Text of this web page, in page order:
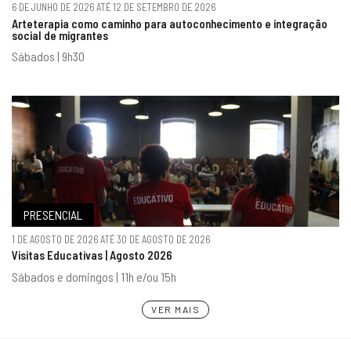
6 DE JUNHO DE 2026 ATÉ 12 DE SETEMBRO DE 2026
Arteterapia como caminho para autoconhecimento e integração
social de migrantes
Sábados | 9h30
PRESENCIAL
1 DE AGOSTO DE 2026 ATÉ 30 DE AGOSTO DE 2026
Visitas Educativas | Agosto 2026
Sábados e domingos | 11h e/ou 15h
VER MAIS